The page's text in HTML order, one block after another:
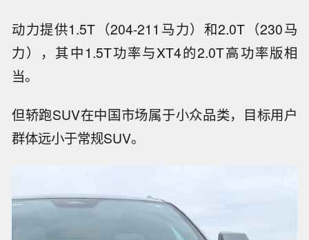
动力提供1.5T（204-211马力）和2.0T（230马
力），其中1.5T功率与XT4的2.0T高功率版相
当。
但轿跑SUV在中国市场属于小众品类，目标用户
群体远小于常规SUV。